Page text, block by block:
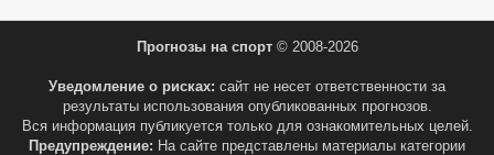
Прогнозы на спорт© 2008-2026
Уведомление о рисках: сайт не несет ответственности за
результаты использования опубликованных прогнозов.
Вся информация публикуется только для ознакомительных целей.
Предупреждение: На сайте представлены материалы категории